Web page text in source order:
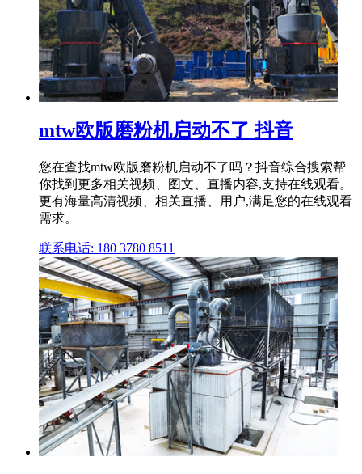
mtw欧版磨粉机启动不了 抖音
您在查找mtw欧版磨粉机启动不了吗？抖音综合搜索帮
你找到更多相关视频、图文、直播内容,支持在线观看。
更有海量高清视频、相关直播、用户,满足您的在线观看
需求。
联系电话: 180 3780 8511